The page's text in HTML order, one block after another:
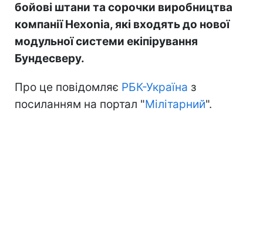
бойові штани та сорочки виробництва
компанії Hexonia, які входять до нової
модульної системи екіпірування
Бундесверу.
Про це повідомляє РБК-Україна з
посиланням на портал "Мілітарний".